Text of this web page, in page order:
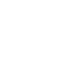
favoritos